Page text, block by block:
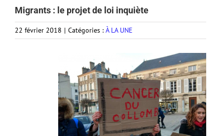
Migrants : le projet de loi inquiète
22 février 2018 | Catégories : À LA UNE